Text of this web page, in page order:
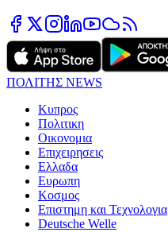
ΠΟΛΙΤΗΣ NEWS
Κυπρος
Πολιτικη
Οικονομια
Επιχειρησεις
Ελλαδα
Ευρωπη
Κοσμος
Επιστημη και Τεχνολογια
Deutsche Welle